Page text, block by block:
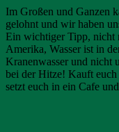
Im Großen und Ganzen
gelohnt und wir haben
Ein wichtiger Tipp, nicht
Amerika, Wasser ist in
Kranenwasser und nicht
bei der Hitze! Kauft euch
setzt euch in ein Cafe